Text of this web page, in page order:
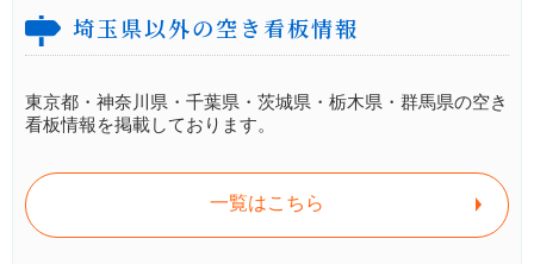
埼玉県以外の空き看板情報
東京都・神奈川県・千葉県・茨城県・栃木県・群馬県の空き
看板情報を掲載しております。
一覧はこちら